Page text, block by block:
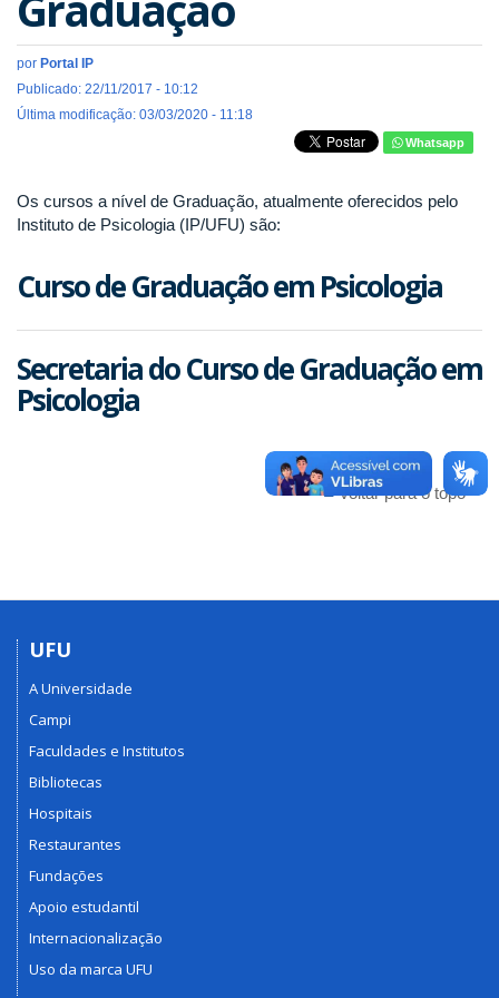
por Portal IP
Publicado: 22/11/2017 - 10:12
Última modificação: 03/03/2020 - 11:18
Whatsapp
Os cursos a nível de Graduação, atualmente oferecidos pelo
Instituto de Psicologia (IP/UFU) são:
Curso de Graduação em Psicologia
Secretaria do Curso de Graduação em
Psicologia
Voltar para o topo
UFU
A Universidade
Campi
Faculdades e Institutos
Bibliotecas
Hospitais
Restaurantes
Fundações
Apoio estudantil
Internacionalização
Uso da marca UFU